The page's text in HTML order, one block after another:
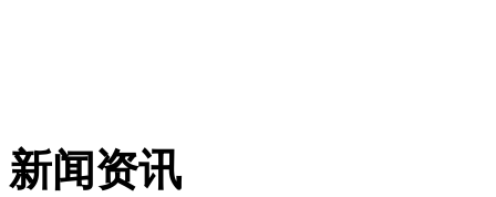
新闻资讯